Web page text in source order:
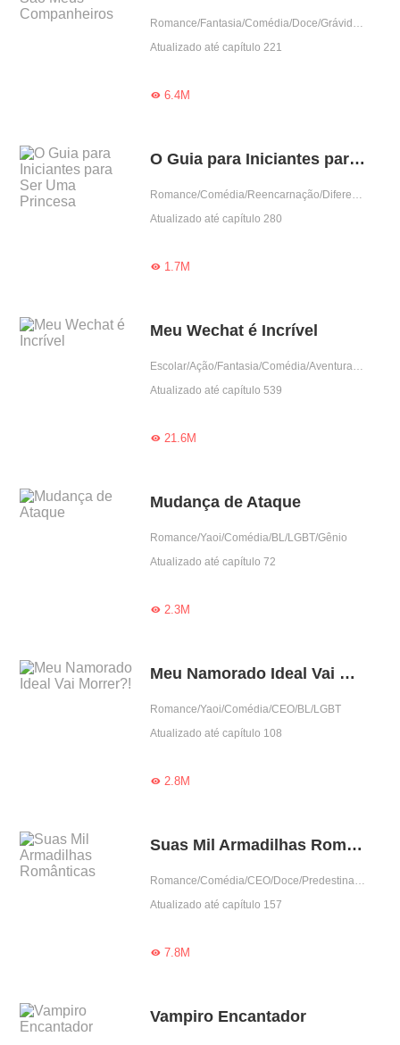
Romance/Fantasia/Comédia/Doce/Grávida/Mãe solteira
Atualizado até capítulo 221
6.4M
O Guia para Iniciantes para Ser Uma Princesa
Romance/Comédia/Reencarnação/Diferença de idade/Princesa
Atualizado até capítulo 280
1.7M
Meu Wechat é Incrível
Escolar/Ação/Fantasia/Comédia/Aventura/Cultivo/Supernova/Supernatural/Sistema/Urbano
Atualizado até capítulo 539
21.6M
Mudança de Ataque
Romance/Yaoi/Comédia/BL/LGBT/Gênio
Atualizado até capítulo 72
2.3M
Meu Namorado Ideal Vai Morrer?!
Romance/Yaoi/Comédia/CEO/BL/LGBT
Atualizado até capítulo 108
2.8M
Suas Mil Armadilhas Românticas
Romance/Comédia/CEO/Doce/Predestinado/Gentil/Completo
Atualizado até capítulo 157
7.8M
Vampiro Encantador